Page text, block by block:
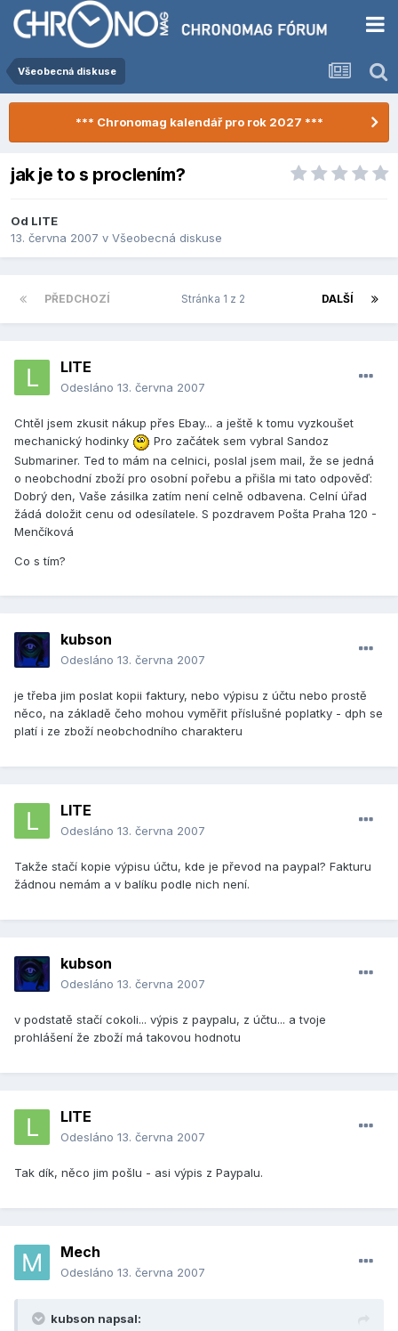
Všeobecná diskuse
*** Chronomag kalendář pro rok 2027 ***
jak je to s proclením?
Od LITE
13. června 2007 v Všeobecná diskuse
PŘEDCHOZÍ DALŠÍ
Stránka 1 z 2
LITE
Odesláno 13. června 2007
Chtěl jsem zkusit nákup přes Ebay... a ještě k tomu vyzkoušet
mechanický hodinky
Pro začátek sem vybral Sandoz
Submariner. Ted to mám na celnici, poslal jsem mail, že se jedná
o neobchodní zboží pro osobní pořebu a přišla mi tato odpověď:
Dobrý den, Vaše zásilka zatím není celně odbavena. Celní úřad
žádá doložit cenu od odesílatele. S pozdravem Pošta Praha 120 -
Menčíková
Co s tím?
kubson
Odesláno 13. června 2007
je třeba jim poslat kopii faktury, nebo výpisu z účtu nebo prostě
něco, na základě čeho mohou vyměřit příslušné poplatky - dph se
platí i ze zboží neobchodního charakteru
LITE
Odesláno 13. června 2007
Takže stačí kopie výpisu účtu, kde je převod na paypal? Fakturu
žádnou nemám a v balíku podle nich není.
kubson
Odesláno 13. června 2007
v podstatě stačí cokoli... výpis z paypalu, z účtu... a tvoje
prohlášení že zboží má takovou hodnotu
LITE
Odesláno 13. června 2007
Tak dík, něco jim pošlu - asi výpis z Paypalu.
Mech
Odesláno 13. června 2007
kubson napsal: